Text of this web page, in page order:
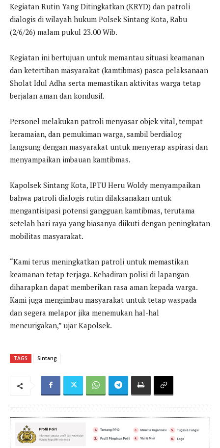
Kegiatan Rutin Yang Ditingkatkan (KRYD) dan patroli
dialogis di wilayah hukum Polsek Sintang Kota, Rabu
(2/6/26) malam pukul 23.00 Wib.
Kegiatan ini bertujuan untuk memantau situasi keamanan
dan ketertiban masyarakat (kamtibmas) pasca pelaksanaan
Sholat Idul Adha serta memastikan aktivitas warga tetap
berjalan aman dan kondusif.
Personel melakukan patroli menyasar objek vital, tempat
keramaian, dan pemukiman warga, sambil berdialog
langsung dengan masyarakat untuk menyerap aspirasi dan
menyampaikan imbauan kamtibmas.
Kapolsek Sintang Kota, IPTU Heru Woldy menyampaikan
bahwa patroli dialogis rutin dilaksanakan untuk
mengantisipasi potensi gangguan kamtibmas, terutama
setelah hari raya yang biasanya diikuti dengan peningkatan
mobilitas masyarakat.
“Kami terus meningkatkan patroli untuk memastikan
keamanan tetap terjaga. Kehadiran polisi di lapangan
diharapkan dapat memberikan rasa aman kepada warga.
Kami juga mengimbau masyarakat untuk tetap waspada
dan segera melapor jika menemukan hal-hal
mencurigakan,” ujar Kapolsek.
TAGS Sintang